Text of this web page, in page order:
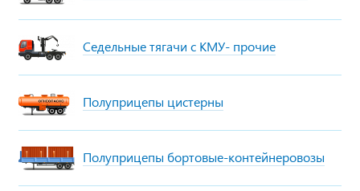
Седельные тягачи с КМУ- прочие
Полуприцепы цистерны
Полуприцепы бортовые-контейнеровозы